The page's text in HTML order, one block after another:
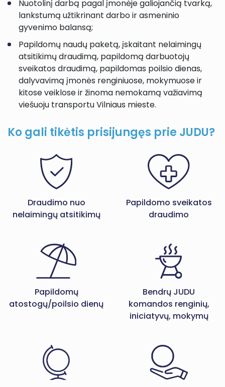
Nuotolinį darbą pagal įmonėje galiojančią tvarką,
lankstumą užtikrinant darbo ir asmeninio
gyvenimo balansą;
Papildomų naudų paketą, įskaitant nelaimingų
atsitikimų draudimą, papildomą darbuotojų
sveikatos draudimą, papildomas poilsio dienas,
dalyvavimą įmonės renginiuose, mokymuose ir
kitose veiklose ir žinoma nemokamą važiavimą
viešuoju transportu Vilniaus mieste.
Ko gali tikėtis prisijungęs prie JUDU?
Draudimo nuo
nelaimingų atsitikimų
Papildomo sveikatos
draudimo
Papildomų
atostogų/poilsio dienų
Bendrų JUDU
komandos renginių,
iniciatyvų, mokymų